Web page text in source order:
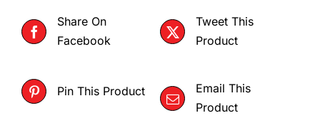
Share On
Facebook
Tweet This
Product
Pin This Product
Email This
Product